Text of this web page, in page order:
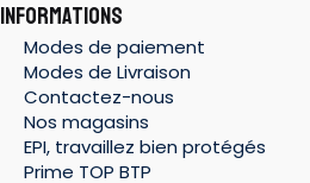
INFORMATIONS
Modes de paiement
Modes de Livraison
Contactez-nous
Nos magasins
EPI, travaillez bien protégés
Prime TOP BTP